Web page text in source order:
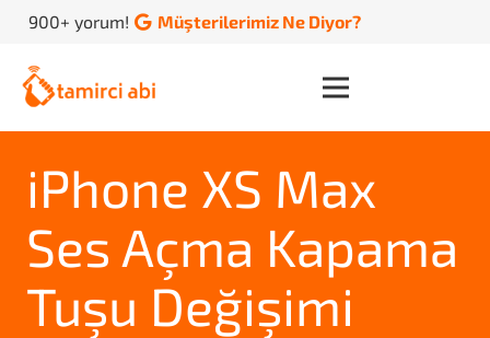
900+ yorum! Müşterilerimiz Ne Diyor?
iPhone XS Max
Ses Açma Kapama
Tuşu Değişimi